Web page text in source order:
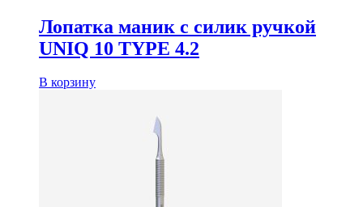
Лопатка маник с силик ручкой
UNIQ 10 TYPE 4.2
В корзину